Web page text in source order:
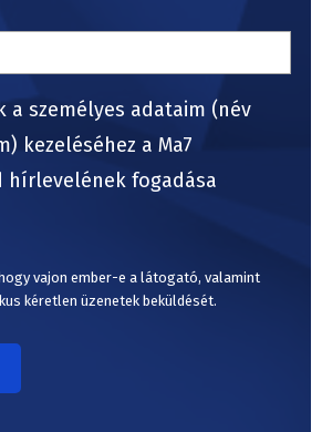
a személyes adataim (név
kezeléséhez a Ma7
hírlevelének fogadása
vajon ember-e a látogató, valamint
kéretlen üzenetek beküldését.